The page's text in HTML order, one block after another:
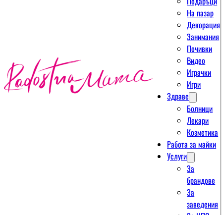
На пазар
Декорация
Занимания
Почивки
Видео
Играчки
Игри
Здраве
Болници
Лекари
Козметика
Работа за майки
Услуги
За
брандове
За
заведения